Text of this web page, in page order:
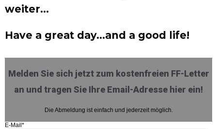
weiter…
Have a great day…and a good life!
Melden Sie sich jetzt zum kostenfreien FF-Letter
an und tragen Sie Ihre Email-Adresse hier ein!
Die Abmeldung ist einfach und jederzeit möglich.
E-Mail*